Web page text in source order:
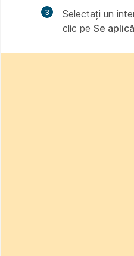
3
Selectați un
clic pe Se aplică